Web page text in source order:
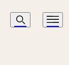
Søk Meny